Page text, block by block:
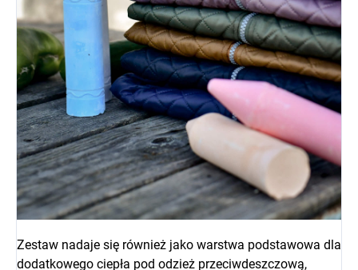
Zestaw nadaje się również jako warstwa podstawowa dla
dodatkowego ciepła pod odzież przeciwdeszczową,